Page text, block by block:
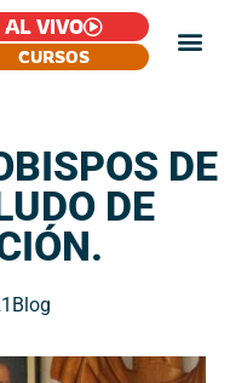
AL VIVO
CURSOS
DE
DE
Blog